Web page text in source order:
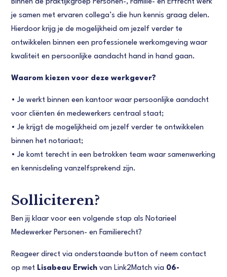
Binnen de praktijkgroep Personen-, Familie- en Erfrecht werk
je samen met ervaren collega’s die hun kennis graag delen.
Hierdoor krijg je de mogelijkheid om jezelf verder te
ontwikkelen binnen een professionele werkomgeving waar
kwaliteit en persoonlijke aandacht hand in hand gaan.
Waarom kiezen voor deze werkgever?
• Je werkt binnen een kantoor waar persoonlijke aandacht
voor cliënten én medewerkers centraal staat;
• Je krijgt de mogelijkheid om jezelf verder te ontwikkelen
binnen het notariaat;
• Je komt terecht in een betrokken team waar samenwerking
en kennisdeling vanzelfsprekend zijn.
Solliciteren?
Ben jij klaar voor een volgende stap als Notarieel
Medewerker Personen- en Familierecht?
Reageer direct via onderstaande button of neem contact
op met Lisabeau Erwich van Link2Match via 06-